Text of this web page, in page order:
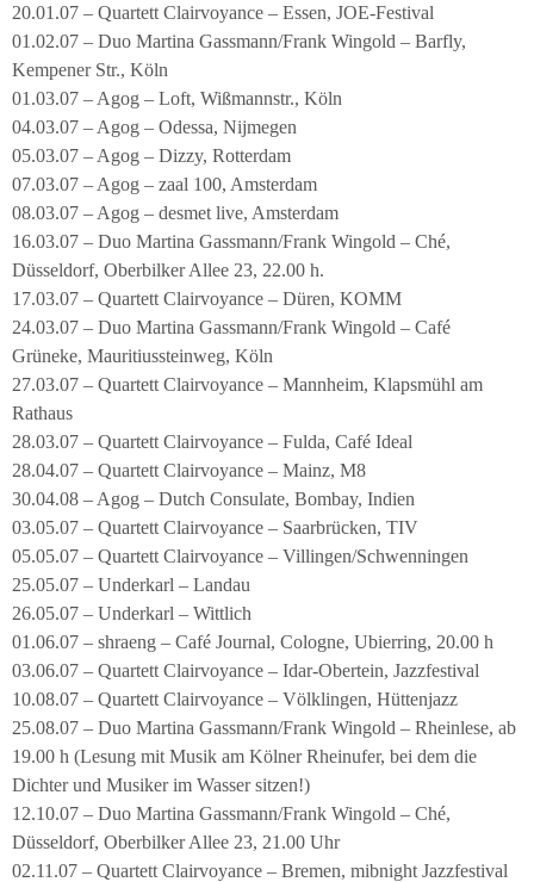
20.01.07 – Quartett Clairvoyance – Essen, JOE-Festival
01.02.07 – Duo Martina Gassmann/Frank Wingold – Barfly,
Kempener Str., Köln
01.03.07 – Agog – Loft, Wißmannstr., Köln
04.03.07 – Agog – Odessa, Nijmegen
05.03.07 – Agog – Dizzy, Rotterdam
07.03.07 – Agog – zaal 100, Amsterdam
08.03.07 – Agog – desmet live, Amsterdam
16.03.07 – Duo Martina Gassmann/Frank Wingold – Ché,
Düsseldorf, Oberbilker Allee 23, 22.00 h.
17.03.07 – Quartett Clairvoyance – Düren, KOMM
24.03.07 – Duo Martina Gassmann/Frank Wingold – Café
Grüneke, Mauritiussteinweg, Köln
27.03.07 – Quartett Clairvoyance – Mannheim, Klapsmühl am
Rathaus
28.03.07 – Quartett Clairvoyance – Fulda, Café Ideal
28.04.07 – Quartett Clairvoyance – Mainz, M8
30.04.08 – Agog – Dutch Consulate, Bombay, Indien
03.05.07 – Quartett Clairvoyance – Saarbrücken, TIV
05.05.07 – Quartett Clairvoyance – Villingen/Schwenningen
25.05.07 – Underkarl – Landau
26.05.07 – Underkarl – Wittlich
01.06.07 – shraeng – Café Journal, Cologne, Ubierring, 20.00 h
03.06.07 – Quartett Clairvoyance – Idar-Obertein, Jazzfestival
10.08.07 – Quartett Clairvoyance – Völklingen, Hüttenjazz
25.08.07 – Duo Martina Gassmann/Frank Wingold – Rheinlese, ab
19.00 h (Lesung mit Musik am Kölner Rheinufer, bei dem die
Dichter und Musiker im Wasser sitzen!)
12.10.07 – Duo Martina Gassmann/Frank Wingold – Ché,
Düsseldorf, Oberbilker Allee 23, 21.00 Uhr
02.11.07 – Quartett Clairvoyance – Bremen, mibnight Jazzfestival